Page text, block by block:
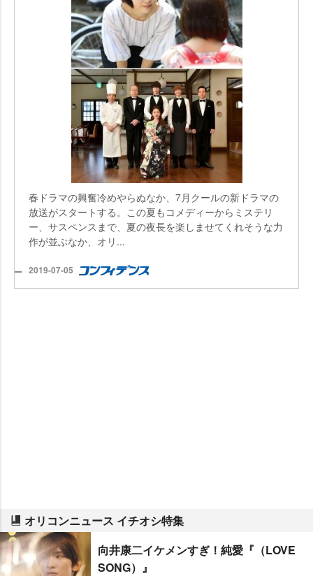
春ドラマの興奮冷めやらぬなか、7月クールの新ドラマの
放送がスタートする。この夏もコメディーからミステリ
ー、サスペンスまで、夏の夜長を楽しませてくれそうな力
作が並ぶなか、オリ...
2019-07-05
オリコンニュース イチオシ特集
向井康二イケメンすぎ！純愛『（LOVE
SONG）』